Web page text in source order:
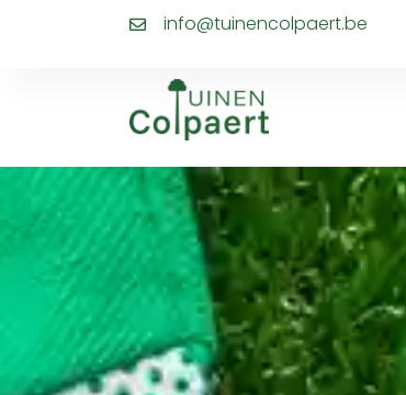
info@tuinencolpaert.be